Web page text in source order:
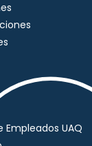
Empleados UAQ